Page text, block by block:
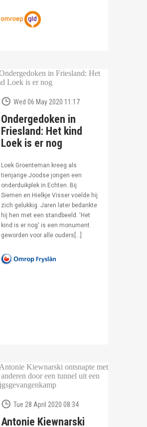
Wed 06 May 2020 11:17
Ondergedoken in
Friesland: Het kind
Loek is er nog
Loek Groenteman kreeg als
tienjarige Joodse jongen een
onderduikplek in Echten. Bij
Siemen en Hielkje Visser voelde hij
zich gelukkig. Jaren later bedankte
hij hen met een standbeeld. 'Het
kind is er nog' is een monument
geworden voor alle ouders[…]
Tue 28 April 2020 08:34
Antonie Kiewnarski